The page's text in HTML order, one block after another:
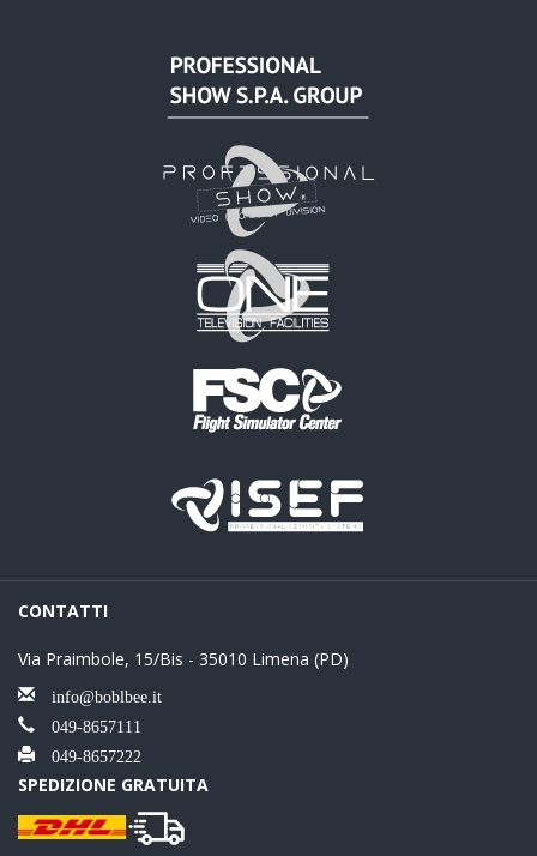
CONTATTI
Via Praimbole, 15/Bis - 35010 Limena (PD)
info@boblbee.it
049-8657111
049-8657222
SPEDIZIONE GRATUITA